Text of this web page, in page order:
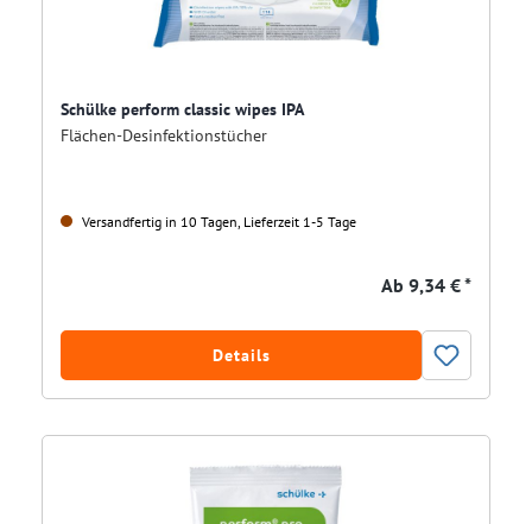
Schülke perform classic wipes IPA
Flächen-Desinfektionstücher
Versandfertig in 10 Tagen, Lieferzeit 1-5 Tage
Ab 9,34 € *
Details